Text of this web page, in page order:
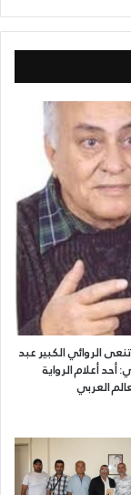
وهو ركيزة مبادئ
على أنّ الجلاء
العامة،
على أرضه
الروائي الكبير عبد
أحد أعلام الرواية
العربي